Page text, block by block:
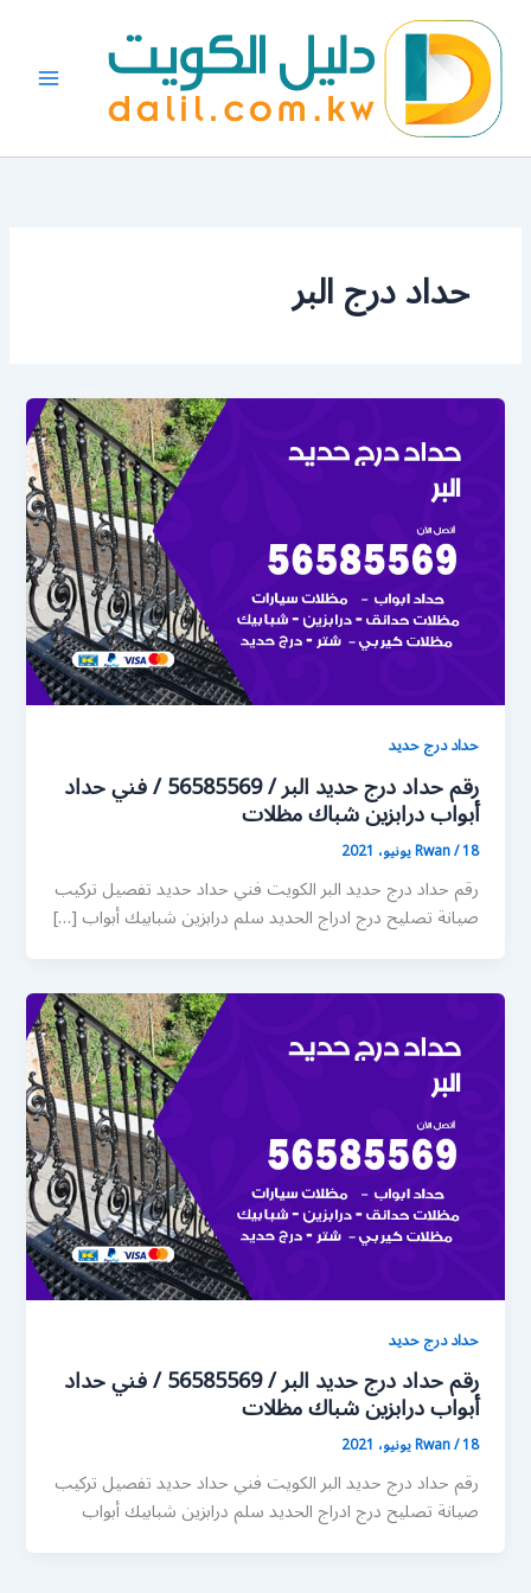
المحتوى
حداد درج البر
حداد درج حديد
رقم حداد درج حديد البر / 56585569 / فني حداد
أبواب درابزين شباك مظلات
Rwan/18 يونيو، 2021
رقم حداد درج حديد البر الكويت فني حداد حديد تفصيل تركيب
صيانة تصليح درج ادراج الحديد سلم درابزين شبابيك أبواب […]
حداد درج حديد
رقم حداد درج حديد البر / 56585569 / فني حداد
أبواب درابزين شباك مظلات
Rwan/18 يونيو، 2021
رقم حداد درج حديد البر الكويت فني حداد حديد تفصيل تركيب
صيانة تصليح درج ادراج الحديد سلم درابزين شبابيك أبواب